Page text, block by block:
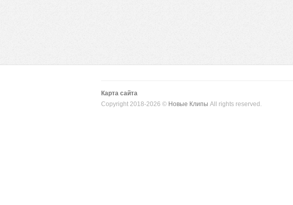
Карта сайта
Copyright 2018-2026 © Новые Клипы All rights reserved.